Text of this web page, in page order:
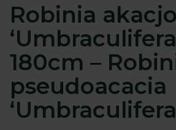
Robinia
180cm –
pseudoacacia